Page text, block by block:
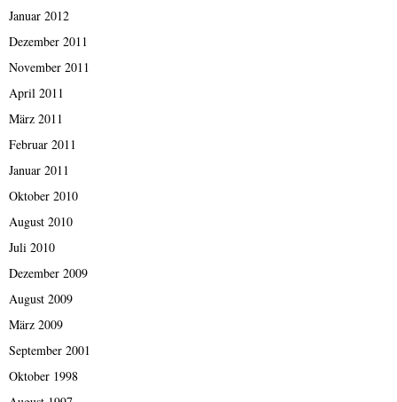
Januar 2012
Dezember 2011
November 2011
April 2011
März 2011
Februar 2011
Januar 2011
Oktober 2010
August 2010
Juli 2010
Dezember 2009
August 2009
März 2009
September 2001
Oktober 1998